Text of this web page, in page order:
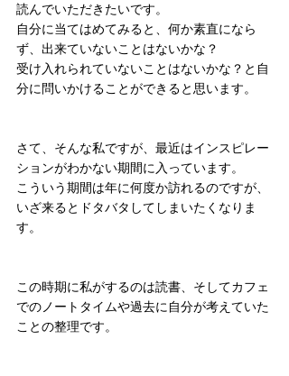
読んでいただきたいです。
自分に当てはめてみると、何か素直になら
ず、出来ていないことはないかな？
受け入れられていないことはないかな？と自
分に問いかけることができると思います。
さて、そんな私ですが、最近はインスピレー
ションがわかない期間に入っています。
こういう期間は年に何度か訪れるのですが、
いざ来るとドタバタしてしまいたくなりま
す。
この時期に私がするのは読書、そしてカフェ
でのノートタイムや過去に自分が考えていた
ことの整理です。